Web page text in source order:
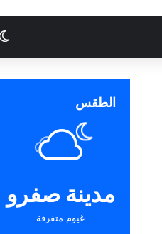
الطقس
مدينة صفرو
غيوم متفرقة